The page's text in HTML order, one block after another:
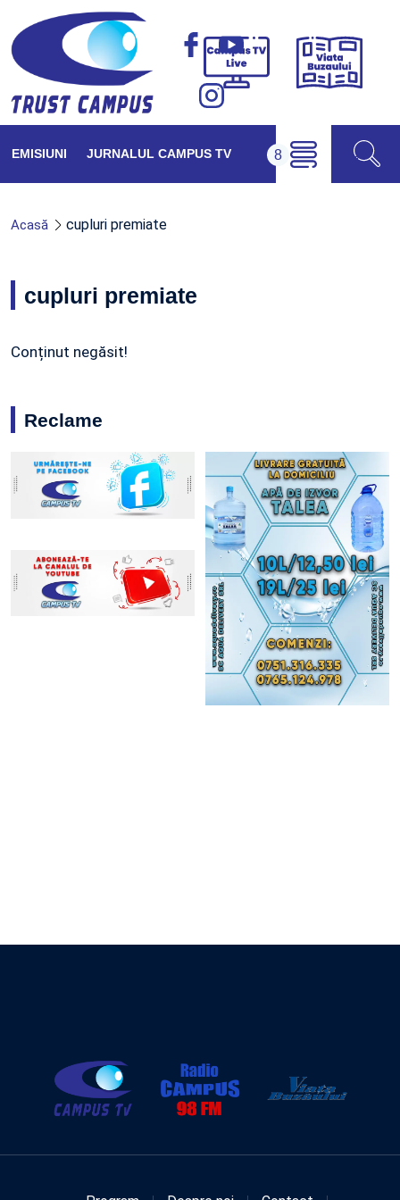
Campus
Viața
EMISIUNI JURNALUL CAMPUS TV
Acasă cupluri premiate
cupluri premiate
Conținut negăsit!
Reclame